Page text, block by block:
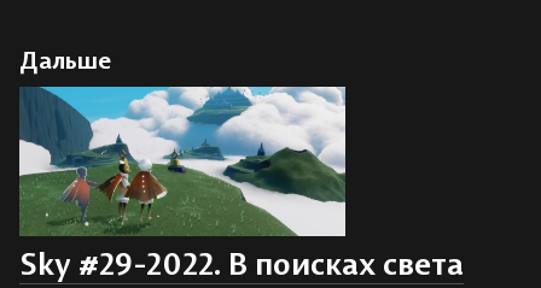
Дальше
Sky #29-2022. В поисках света